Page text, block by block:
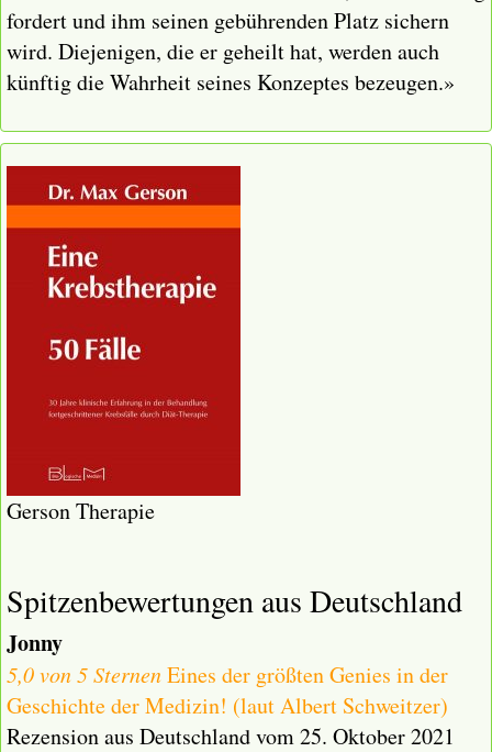
fordert und ihm seinen gebührenden Platz sichern
wird. Diejenigen, die er geheilt hat, werden auch
künftig die Wahrheit seines Konzeptes bezeugen.»
Gerson Therapie
Spitzenbewertungen aus Deutschland
Jonny
5,0 von 5 SternenEines der größten Genies in der
Geschichte der Medizin! (laut Albert Schweitzer)
Rezension aus Deutschland vom 25. Oktober 2021